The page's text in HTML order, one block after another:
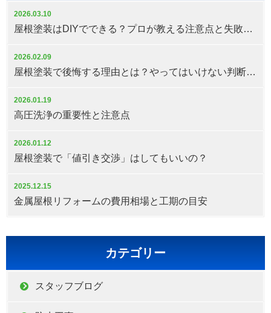
2026.03.10
屋根塗装はDIYでできる？プロが教える注意点と失敗しない判断基準
2026.02.09
屋根塗装で後悔する理由とは？やってはいけない判断と対策
2026.01.19
高圧洗浄の重要性と注意点
2026.01.12
屋根塗装で「値引き交渉」はしてもいいの？
2025.12.15
金属屋根リフォームの費用相場と工期の目安
カテゴリー
スタッフブログ